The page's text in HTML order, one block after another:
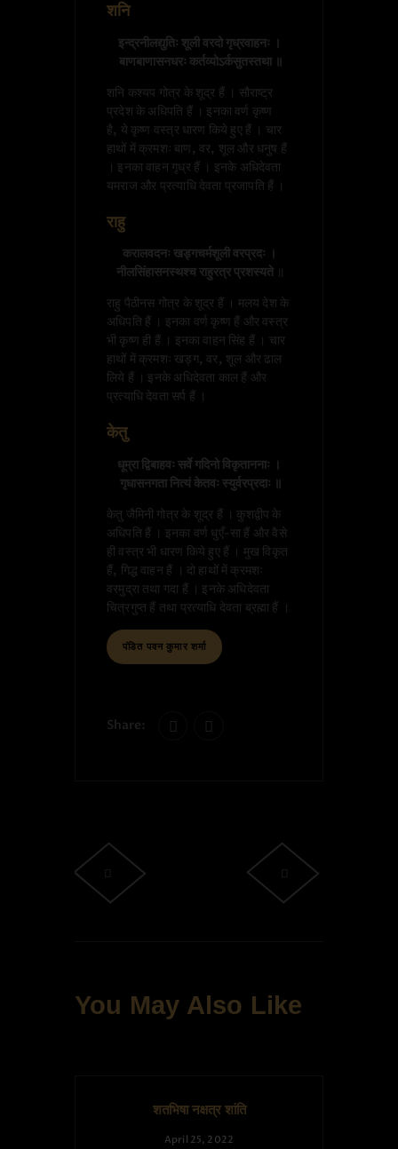
शनि
इन्द्रनीलद्युतिः शूली वरदो गृध्रवाहनः ।
बाणबाणासनधरः कर्तव्योऽर्कसुतस्तथा ॥
शनि कश्यप गोत्र के शूद्र हैं । सौराष्ट्र
प्रदेश के अधिपति हैं । इनका वर्ण कृष्ण
है, ये कृष्ण वस्त्र धारण किये हुए हैं । चार
हाथों में क्रमशः बाण, वर, शूल और धनुष हैं
। इनका वाहन गृध्र हैं । इनके अधिदेवता
यमराज और प्रत्याधि देवता प्रजापति हैं ।
राहु
करालवदनः खड्गचर्मशूली वरप्रदः ।
नीलसिंहासनस्थश्च राहुरत्र प्रशस्यते
राहु पैठीनस गोत्र के शूद्र हैं । मलय देश के
अधिपति हैं । इनका वर्ण कृष्ण हैं और वस्त्र
भी कृष्ण ही हैं । इनका वाहन सिंह हैं । चार
हाथों में क्रमशः खड्ग, वर, शूल और ढाल
लिये हैं । इनके अधिदेवता काल हैं और
प्रत्याधि देवता सर्प हैं ।
केतु
धूम्रा द्विबाहवः सर्वे गदिनो विकृताननाः ।
गृधासनगता नित्यं केतवः स्युर्वरप्रदाः ॥
केतु जैमिनी गोत्र के शूद्र हैं । कुशद्वीप के
अधिपति हैं । इनका वर्ण धुएँ-सा हैं और वैसे
ही वस्त्र भी धारण किये हुए हैं । मुख विकृत
हैं, गिद्ध वाहन हैं । दो हाथों में क्रमशः
वरमुद्रा तथा गदा हैं । इनके अधिदेवता
चित्रगुप्त हैं तथा प्रत्याधि देवता ब्रह्मा हैं ।
पंडित पवन कुमार शर्मा
Share:
You May Also Like
शतभिषा नक्षत्र शांति
April 25, 2022